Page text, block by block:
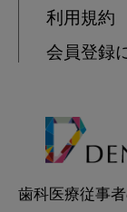
利用規約
会員登録
歯科医療従事